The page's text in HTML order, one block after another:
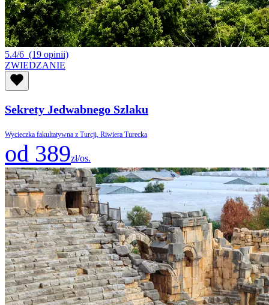
5.4/6 (19 opinii)
ZWIEDZANIE
Sekrety Jedwabnego Szlaku
Wycieczka fakultatywna z Turcji, Riwiera Turecka
od 389zł/os.